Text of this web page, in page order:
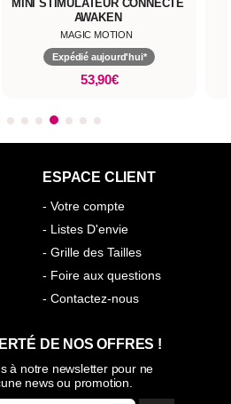
MINI STIMULATEUR CONNECTÉ
AWAKEN
MAGIC MOTION
Expédié aujourd'hui*
53,90€
ESPACE CLIENT
- Votre compte
- Listes D'envie
- Grille des Tailles
- Foire aux questions
- Contactez-nous
DE NOS OFFRES !
à notre newsletter pour ne
news ou promotion.